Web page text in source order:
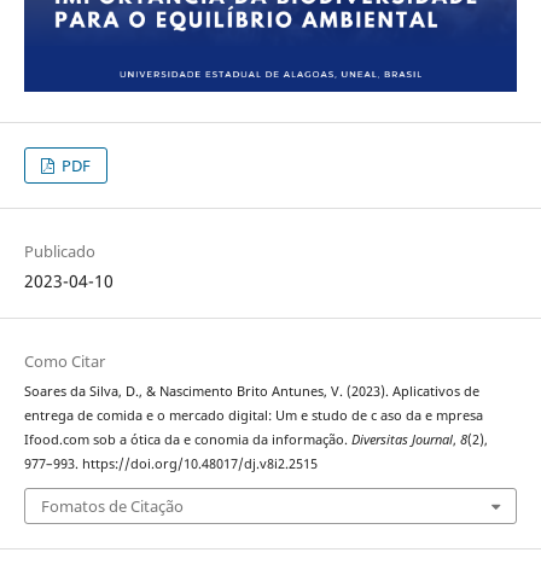
PDF
Publicado
2023-04-10
Como Citar
Soares da Silva, D., & Nascimento Brito Antunes, V. (2023). Aplicativos de
entrega de comida e o mercado digital: Um e studo de c aso da e mpresa
Ifood.com sob a ótica da e conomia da informação. Diversitas Journal, 8(2),
977–993. https://doi.org/10.48017/dj.v8i2.2515
Fomatos de Citação